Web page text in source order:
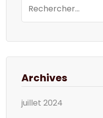
Archives
juillet 2024